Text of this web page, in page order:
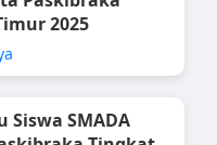
2025
Siswa SMADA